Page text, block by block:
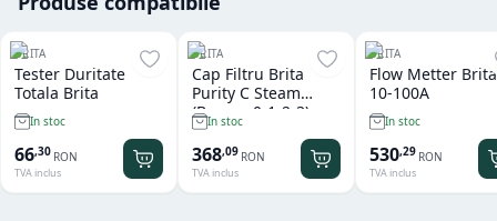
BRITA
Tester Duritate
Totala Brita
In stoc
66,30 RON
TVA inclus
BRITA
Cap Filtru Brita
Purity C Steam
(Bypass 0-1-2-3)
G3/8In stoc
368,09 RON
TVA inclus
BRITA
Flow Metter Brita
10-100A
In stoc
530,29 RON
TVA inclus